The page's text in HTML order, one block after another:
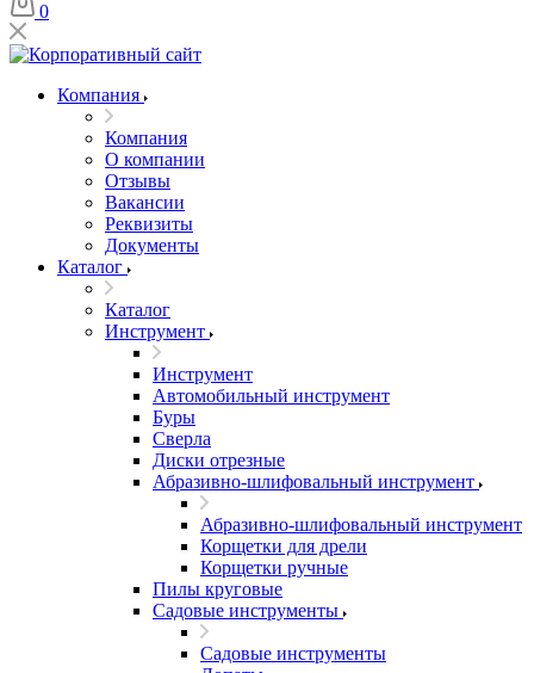
0
Компания
Компания
О компании
Отзывы
Вакансии
Реквизиты
Документы
Каталог
Каталог
Инструмент
Инструмент
Автомобильный инструмент
Буры
Сверла
Диски отрезные
Абразивно-шлифовальный инструмент
Абразивно-шлифовальный инструмент
Корщетки для дрели
Корщетки ручные
Пилы круговые
Садовые инструменты
Садовые инструменты